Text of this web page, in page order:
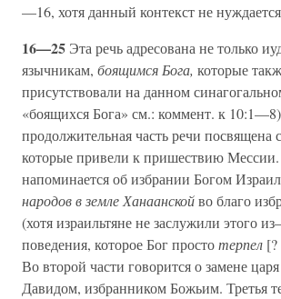
—16, хотя данный контекст не
16—25 Эта речь адресована не только
язычникам, боящимся Бога, которые
присутствовали на данном
«боящихся Бога» см.: коммент. к
продолжительная часть речи посвящена
которые привели к пришествию
напоминается об избрании Богом
народов в земле Ханаанскойво благо
(хотя израильтяне не заслужили этого
поведения, которое Бог простотерпел
Во второй части говорится о замене
Давидом, избранником Божьим. Третья